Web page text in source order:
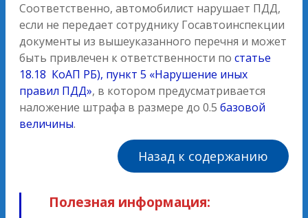
Соответственно, автомобилист нарушает ПДД,
если не передает сотруднику Госавтоинспекции
документы из вышеуказанного перечня и может
быть привлечен к ответственности по статье
18.18 КоАП РБ), пункт 5 «Нарушение иных
правил ПДД», в котором предусматривается
наложение штрафа в размере до 0.5 базовой
величины.
Назад к содержанию
Полезная информация: